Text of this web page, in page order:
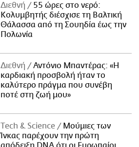
Διεθνή
55 ώρες στο νερό:
Κολυμβητής διέσχισε τη Βαλτική
Θάλασσα από τη Σουηδία έως την
Πολωνία
Διεθνή
Αντόνιο Μπαντέρας: «Η
καρδιακή προσβολή ήταν το
καλύτερο πράγμα που συνέβη
ποτέ στη ζωή μου»
Τech & Science
Μούμιες των
Ίνκας παρέχουν την πρώτη